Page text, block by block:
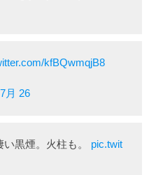
kfBQwmqjB8
月 26
黒煙。火柱も。 pic.twit